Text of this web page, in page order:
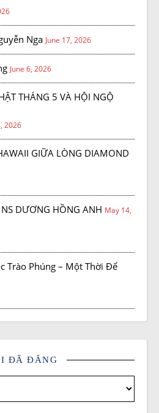
Nga June 17, 2026
June 6, 2026
THÁNG 5 VÀ HỘI NGỘ
2026
GIỮA LÒNG DIAMOND
DƯƠNG HỒNG ANH May 14,
Trào Phúng – Một Thời Để
ĐÃ ĐĂNG